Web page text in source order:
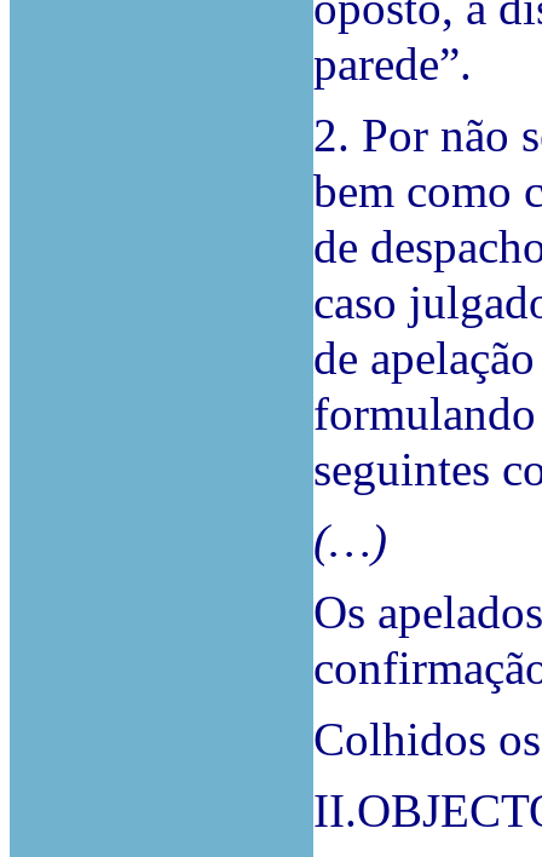
parede”.
2. Por não
bem como
de
caso
de
formulando
seguintes
(…)
Os
Colhidos